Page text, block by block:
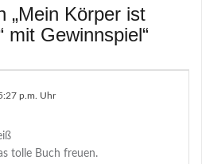
„Mein Körper ist
mit Gewinnspiel“
p.m. Uhr
tolle Buch freuen.